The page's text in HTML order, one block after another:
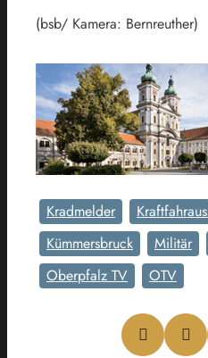
(bsb/ Kamera: Bernreuther)
Kradmelder
Kümmersbruck
Militär
Oberpfalz TV
OTV